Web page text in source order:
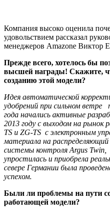
Компания высоко оценила
удовольствием рассказал
менеджеров Amazone Виктор
Прежде всего, хотелось бы
высшей награды! Скажите,
созданию этой модели?
Идея автоматической
удобрений при сильном ветре
года начались активные
2013 году с выходом на рынок
TS и ZG-TS c электронным
материала на
системы контроля Argus Twin,
упростилась и приобрела
севере Германии была
успехом.
Были ли проблемы на пути
работающей модели?